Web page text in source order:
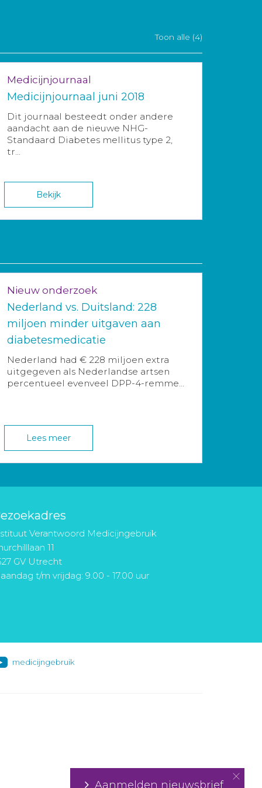
Toon alle (4)
Medicijnjournaal
Medicijnjournaal juni 2018
Dit journaal besteedt onder andere
aandacht aan de nieuwe NHG-
Standaard Diabetes mellitus type 2,
tr...
Bekijk
Nieuw onderzoek
Nederland vs. Duitsland: 228
miljoen minder uitgaven aan
diabetesmedicatie
Nederland had € 228 miljoen extra
uitgegeven als Nederlandse artsen
percentueel evenveel DPP-4-remme...
Lees meer
Verantwoord Medicijngebruik
11
GV Utrecht
t/m vrijdag: 9.00 - 17.00 uur
medicijngebruik
Aanmelden nieuwsbrief